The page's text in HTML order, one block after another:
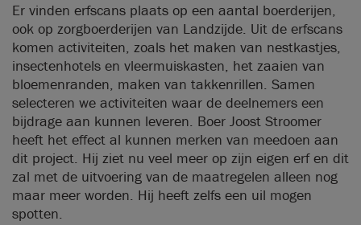
Er vinden erfscans plaats op een aantal boerderijen,
ook op zorgboerderijen van Landzijde. Uit de erfscans
komen activiteiten, zoals het maken van nestkastjes,
insectenhotels en vleermuiskasten, het zaaien van
bloemenranden, maken van takkenrillen. Samen
selecteren we activiteiten waar de deelnemers een
bijdrage aan kunnen leveren. Boer Joost Stroomer
heeft het effect al kunnen merken van meedoen aan
dit project. Hij ziet nu veel meer op zijn eigen erf en dit
zal met de uitvoering van de maatregelen alleen nog
maar meer worden. Hij heeft zelfs een uil mogen
spotten.